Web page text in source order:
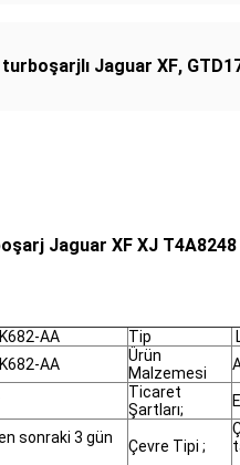
Jaguar XF,
Jaguar XF XJ T4A8248
AA Tip
AA
Ürün
Malzemesi
Ticaret
Şartları;
sonraki 3 gün
Çevre Tipi ;